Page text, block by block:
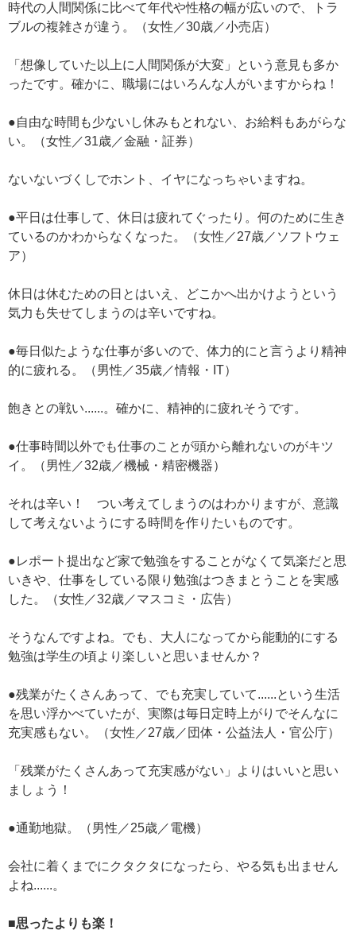
時代の人間関係に比べて年代や性格の幅が広いので、トラ
ブルの複雑さが違う。（女性／30歳／小売店）
「想像していた以上に人間関係が大変」という意見も多か
ったです。確かに、職場にはいろんな人がいますからね！
●自由な時間も少ないし休みもとれない、お給料もあがらな
い。（女性／31歳／金融・証券）
ないないづくしでホント、イヤになっちゃいますね。
●平日は仕事して、休日は疲れてぐったり。何のために生き
ているのかわからなくなった。（女性／27歳／ソフトウェ
ア）
休日は休むための日とはいえ、どこかへ出かけようという
気力も失せてしまうのは辛いですね。
●毎日似たような仕事が多いので、体力的にと言うより精神
的に疲れる。（男性／35歳／情報・IT）
飽きとの戦い......。確かに、精神的に疲れそうです。
●仕事時間以外でも仕事のことが頭から離れないのがキツ
イ。（男性／32歳／機械・精密機器）
それは辛い！ つい考えてしまうのはわかりますが、意識
して考えないようにする時間を作りたいものです。
●レポート提出など家で勉強をすることがなくて気楽だと思
いきや、仕事をしている限り勉強はつきまとうことを実感
した。（女性／32歳／マスコミ・広告）
そうなんですよね。でも、大人になってから能動的にする
勉強は学生の頃より楽しいと思いませんか？
●残業がたくさんあって、でも充実していて......という生活
を思い浮かべていたが、実際は毎日定時上がりでそんなに
充実感もない。（女性／27歳／団体・公益法人・官公庁）
「残業がたくさんあって充実感がない」よりはいいと思い
ましょう！
●通勤地獄。（男性／25歳／電機）
会社に着くまでにクタクタになったら、やる気も出ません
よね......。
■思ったよりも楽！